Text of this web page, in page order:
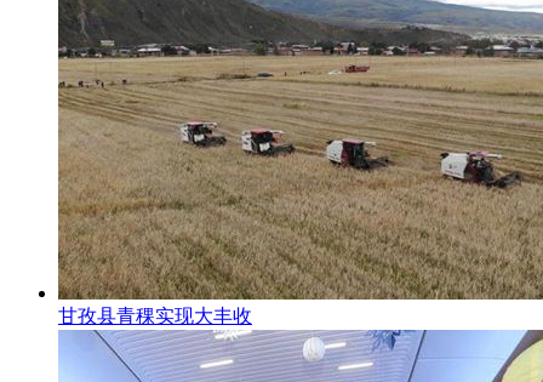
甘孜县青稞实现大丰收